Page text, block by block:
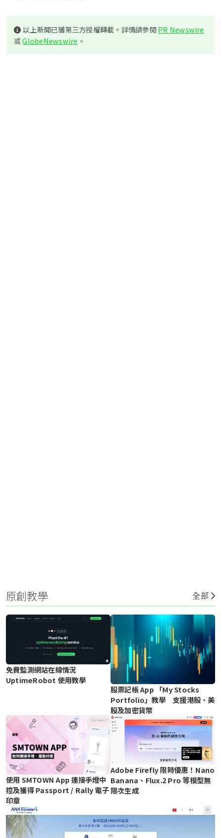
以上新聞已獲第三方授權轉載。詳情請參閱PR Newswire
或GlobeNewswire 。
原創教學 全部
免費監測網站在線情況
UptimeRobot 使用教學
股票記帳 App 「My Stocks
Portfolio」教學 支援港股、美
股及加密貨幣
使用 SMTOWN App 連接手燈中
控及獲得 Passport / Rally 電子
印章
Adobe Firefly 限時優惠！Nano
Banana、Flux.2 Pro 等模型無
限次生成